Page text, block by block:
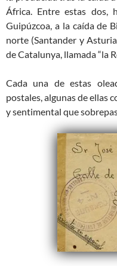
África. Entre estas dos,
Guipúzcoa, a la caída de
norte (Santander y
de Catalunya, llamada “la
Cada una de estas
postales, algunas de ellas
y sentimental que